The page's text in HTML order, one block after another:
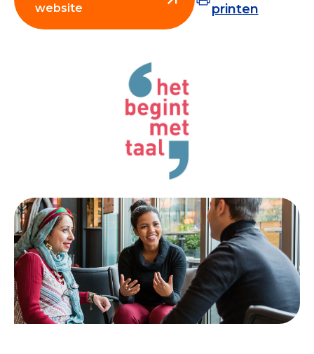
Nieuws
Veelgestelde vragen
Register Erkende Donatieplatformen
website
printen